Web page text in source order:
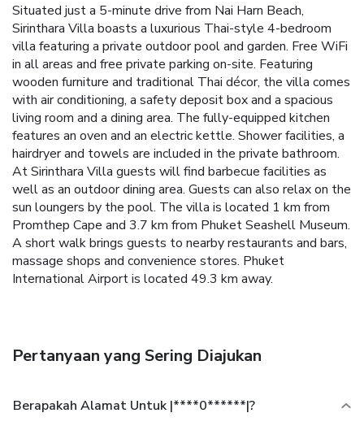
Situated just a 5-minute drive from Nai Harn Beach,
Sirinthara Villa boasts a luxurious Thai-style 4-bedroom
villa featuring a private outdoor pool and garden. Free WiFi
in all areas and free private parking on-site. Featuring
wooden furniture and traditional Thai décor, the villa comes
with air conditioning, a safety deposit box and a spacious
living room and a dining area. The fully-equipped kitchen
features an oven and an electric kettle. Shower facilities, a
hairdryer and towels are included in the private bathroom.
At Sirinthara Villa guests will find barbecue facilities as
well as an outdoor dining area. Guests can also relax on the
sun loungers by the pool. The villa is located 1 km from
Promthep Cape and 3.7 km from Phuket Seashell Museum.
A short walk brings guests to nearby restaurants and bars,
massage shops and convenience stores. Phuket
International Airport is located 49.3 km away.
Pertanyaan yang Sering Diajukan
Berapakah Alamat Untuk |****0******|?